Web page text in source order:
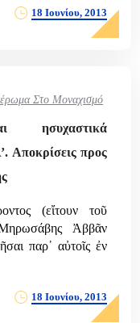
18 Ιουνίου, 2013
Στο Μοναχισμό
ησυχαστικά
Αποκρίσεις προς
(εἴτουν τοῦ
Ἀββᾶν
παρ᾿ αὐτοῖς ἐν
18 Ιουνίου, 2013